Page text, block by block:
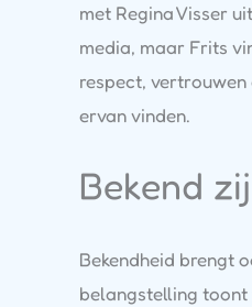
met Regina Visser
media, maar Frits
respect,
ervan vinden.
Bekend
Bekendheid brengt
belangstelling toont